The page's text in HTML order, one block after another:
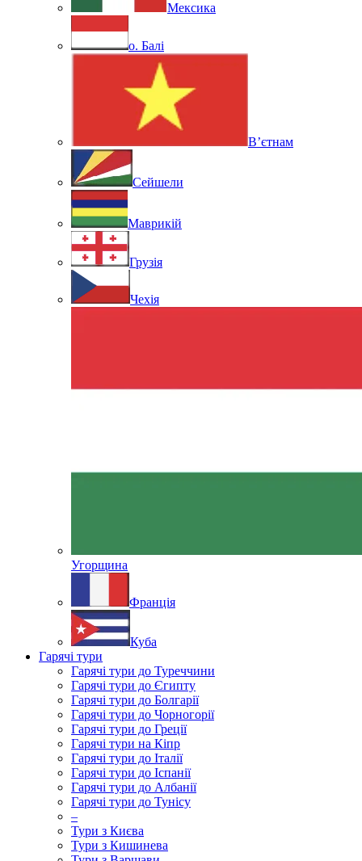
Мексика
о. Балі
В’єтнам
Сейшели
Маврикій
Грузія
Чехія
Угорщина
Франція
Куба
Гарячі тури
Гарячі тури до Туреччини
Гарячі тури до Єгипту
Гарячі тури до Болгарії
Гарячі тури до Чорногорії
Гарячі тури до Греції
Гарячі тури на Кіпр
Гарячі тури до Італії
Гарячі тури до Іспанії
Гарячі тури до Албанії
Гарячі тури до Тунісу
–
Тури з Києва
Тури з Кишинева